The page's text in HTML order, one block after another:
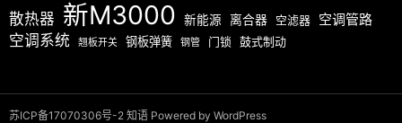
散热器 新M3000 新能源 离合器 空滤器 空调管路
空调系统 翘板开关 钢板弹簧 钢管 门锁 鼓式制动
苏ICP备17070306号-2 知语 Powered by WordPress